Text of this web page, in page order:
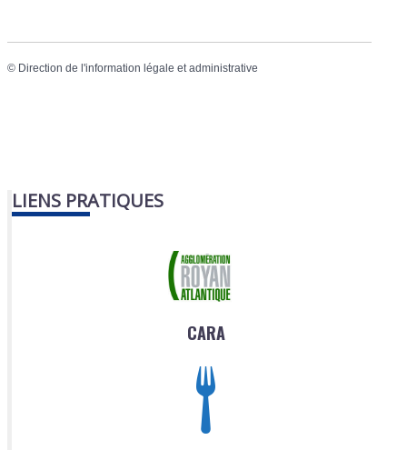
© Direction de l'information légale et administrative
LIENS PRATIQUES
CARA